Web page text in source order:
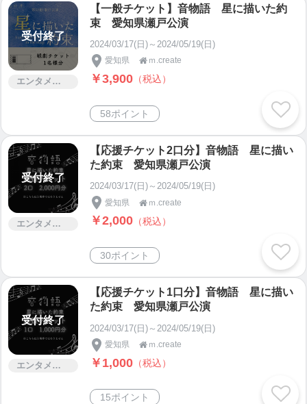
受付終了
エンタメ・コンサート
【一般チケット】音物語 星に描いた約
束 愛知県瀬戸公演
2024/03/17(日)～2024/05/19(日)
愛知県  ｍ.create
￥3,900 （税込）
58ポイント
受付終了
エンタメ・コンサート
【応援チケット2口分】音物語 星に描い
た約束 愛知県瀬戸公演
2024/03/17(日)～2024/05/19(日)
愛知県  ｍ.create
￥2,000 （税込）
30ポイント
受付終了
エンタメ・コンサート
【応援チケット1口分】音物語 星に描い
た約束 愛知県瀬戸公演
2024/03/17(日)～2024/05/19(日)
愛知県  ｍ.create
￥1,000 （税込）
15ポイント